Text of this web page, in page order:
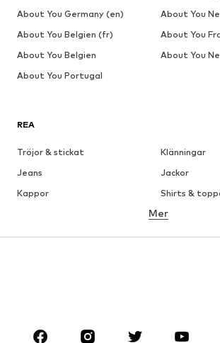
REA
Tröjor & stickat
Klänningar
Jeans
Jackor
Kappor
Shirts &
Underkläder
Premium
Mer
About You Germany (en)
About You
About You Belgien (fr)
About You
About You Belgien
About You
About You Portugal